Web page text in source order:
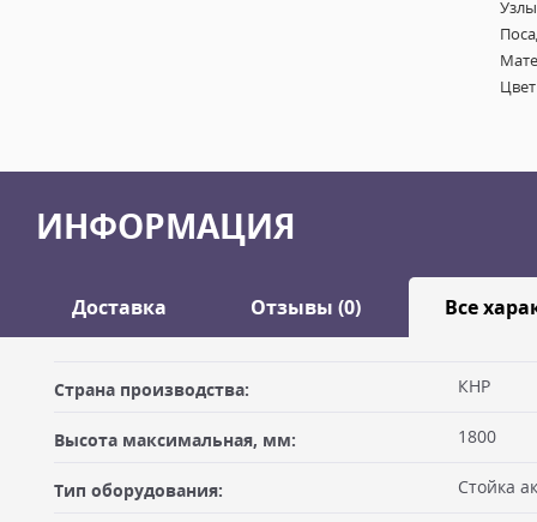
ИНФОРМАЦИЯ
Доставка Отзывы (0) Все
ДОСТАВКА
Самовывоз из офиса
Вы можете забрать товар из офиса (метро "Бутырская") после
Оставить отзыв
Ваше имя
Страна производства: КНР
Высота максимальная, мм: 1800
Тип оборудования: Стойка